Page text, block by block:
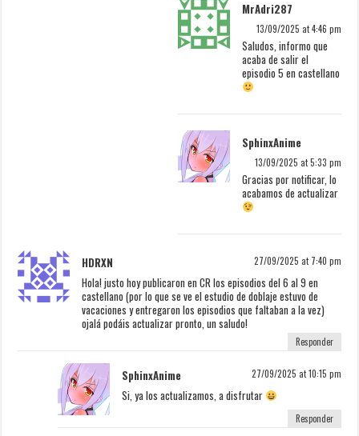
MrAdri287
13/09/2025 at 4:46 pm
Saludos, informo que
acaba de salir el
episodio 5 en castellano
SphinxAnime
13/09/2025 at 5:33 pm
Gracias por notificar, lo
acabamos de actualizar
HDRXN 27/09/2025 at 7:40 pm
Hola! justo hoy publicaron en CR los episodios del 6 al 9 en
castellano (por lo que se ve el estudio de doblaje estuvo de
vacaciones y entregaron los episodios que faltaban a la vez)
ojalá podáis actualizar pronto, un saludo!
Responder
SphinxAnime 27/09/2025 at 10:15 pm
Si, ya los actualizamos, a disfrutar
Responder